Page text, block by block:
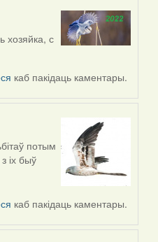
хозяйка, с
каб пакідаць каментары.
потым
іх быў
каб пакідаць каментары.